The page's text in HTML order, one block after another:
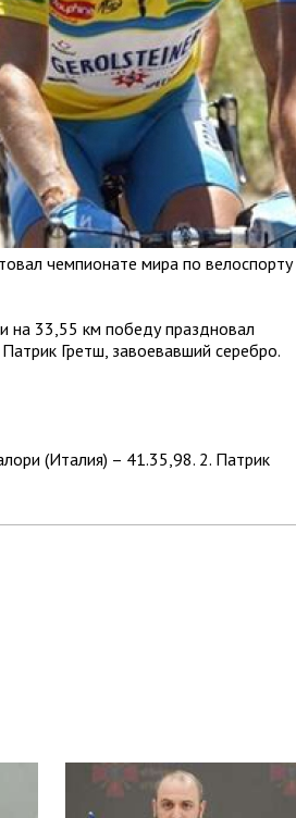
чемпионате мира по велоспорту
на 33,55 км победу праздновал
Гретш, завоевавший серебро.
(Италия) – 41.35,98. 2. Патрик